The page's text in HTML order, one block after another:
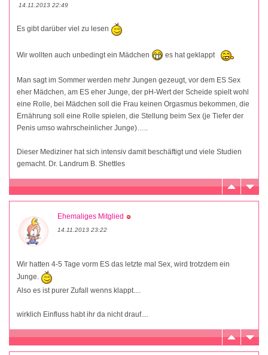
14.11.2013 22:49
Es gibt darüber viel zu lesen
Wir wollten auch unbedingt ein Mädchen es hat geklappt
Man sagt im Sommer werden mehr Jungen gezeugt, vor dem ES Sex
eher Mädchen, am ES eher Junge, der pH-Wert der Scheide spielt wohl
eine Rolle, bei Mädchen soll die Frau keinen Orgasmus bekommen, die
Ernährung soll eine Rolle spielen, die Stellung beim Sex (je Tiefer der
Penis umso wahrscheinlicher Junge)…..
Dieser Mediziner hat sich intensiv damit beschäftigt und viele Studien
gemacht. Dr. Landrum B. Shettles
Ehemaliges Mitglied
14.11.2013 23:22
Wir hatten 4-5 Tage vorm ES das letzte mal Sex, wird trotzdem ein
Junge.
Also es ist purer Zufall wenns klappt....
wirklich Einfluss habt ihr da nicht drauf....